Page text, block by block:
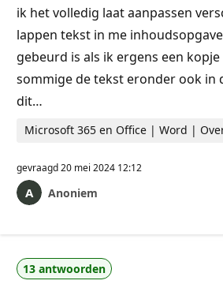
ik het volledig laat aanpassen
lappen tekst in me
gebeurd is als ik ergens een
sommige de tekst eronder ook in
dit…
Microsoft 365 en Office | Word |
gevraagd20 mei 2024 12:12
Anoniem
13 antwoorden